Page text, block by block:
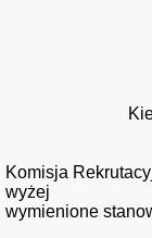
Komisja
wyżej
wymienione